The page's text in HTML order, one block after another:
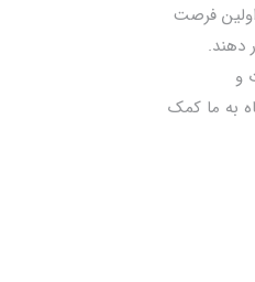
اولین فرصت
دهند.
و
به ما کمک